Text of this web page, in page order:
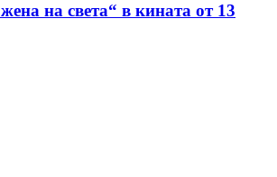
на света“ в кината от 13